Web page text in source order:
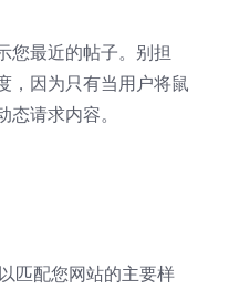
您最近的帖子。别担
，因为只有当用户将鼠
请求内容。
匹配您网站的主要样